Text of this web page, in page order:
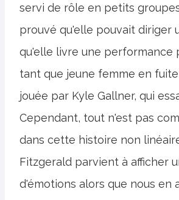
servi de rôle en petits
prouvé qu'elle pouvait diriger
qu'elle livre une performance
tant que jeune femme en
jouée par Kyle Gallner, qui
Cependant, tout n'est pas
dans cette histoire non
Fitzgerald parvient à afficher
d'émotions alors que nous en